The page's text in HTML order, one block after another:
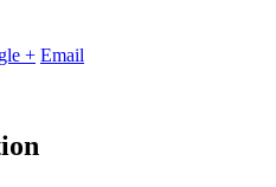
+ Email